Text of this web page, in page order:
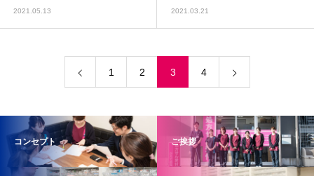
2021.05.13 2021.03.21
1 2 3 4
コンセプト ご挨拶